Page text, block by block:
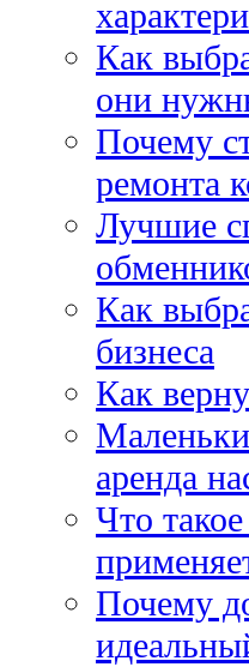
Как
они
Почему
ремонта
Лучшие
Как
бизнеса
Как
аренда
Что
Почему